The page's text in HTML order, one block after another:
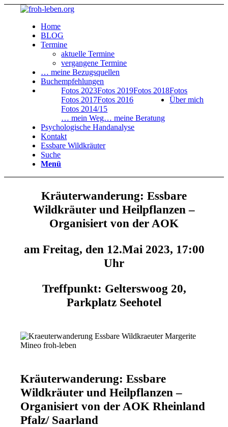
Home
BLOG
Termine
aktuelle Termine
vergangene Termine
… meine Bezugsquellen
Buchempfehlungen
Fotos
Fotos 2023Fotos 2019Fotos 2018
Fotos 2017Fotos 2016
Fotos 2014/15
Über mich
… mein Weg… meine Beratung
Psychologische Handanalyse
Kontakt
Essbare Wildkräuter
Suche
Menü
Kräuterwanderung: Essbare
Wildkräuter und Heilpflanzen –
Organisiert von der AOK
am Freitag, den 12.Mai 2023, 17:00
Uhr
Treffpunkt: Gelterswoog 20,
Parkplatz Seehotel
Kräuterwanderung: Essbare
Wildkräuter und Heilpflanzen –
Organisiert von der AOK Rheinland
Pfalz/ Saarland